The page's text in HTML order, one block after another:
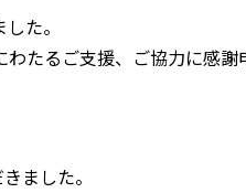
た。
たるご支援、ご協力に感謝
ました。